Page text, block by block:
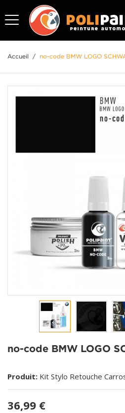
Accueil / no-code BMW LOGO
no-code BMW LOGO
Produit: Kit Stylo Retouche
36,99 €